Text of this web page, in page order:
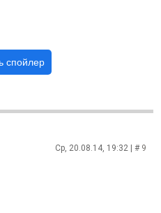
Ср, 20.08.14, 19:32 | # 9